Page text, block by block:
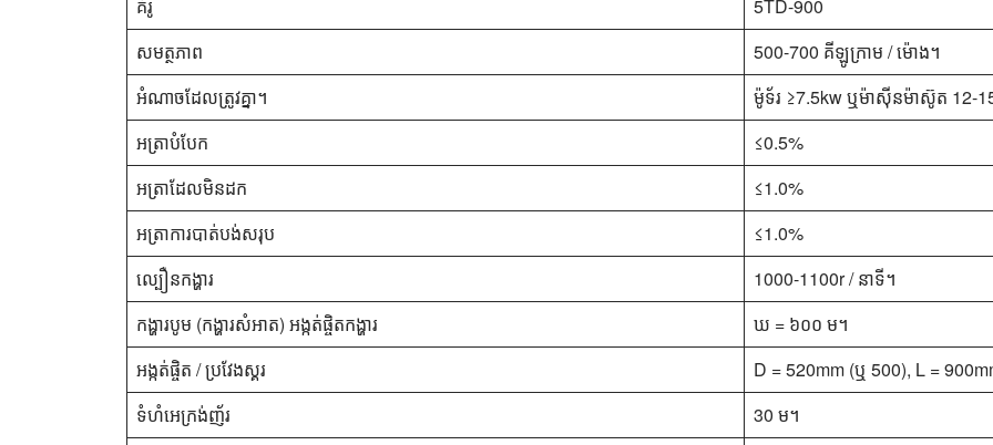
គំរូ
5TD-900
សមត្ថភាព
500-700 គីឡូក្រាម / ម៉ោង។
អំណាចដែលត្រូវគ្នា។
ម៉ូទ័រ ≥7.5kw ឬម៉ាស៊ីនម៉ាស៊ូត 12-
អត្រាបំបែក
≤0.5%
អត្រាដែលមិនដក
≤1.0%
អត្រាការបាត់បង់សរុប
≤1.0%
ល្បឿនកង្ហារ
1000-1100r / នាទី។
កង្ហារបូម (កង្ហារសំអាត) អង្កត់ផ្ចិតកង្ហារ
ឃ = ៦០០ ម។
អង្កត់ផ្ចិត / ប្រវែងស្គរ
D = 520mm (ឬ 500), L =
ទំហំអេក្រង់ញ័រ
30 ម។